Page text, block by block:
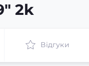
2k
Відгуки